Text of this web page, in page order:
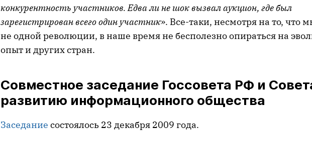
конкурентность участников. Едва ли не шок вызвал аукцион, где был
зарегистрирован всего один участник». Все-таки, несмотря на то, что
не одной революции, в наше время не бесполезно опираться на
опыт и других стран.
Совместное заседание Госсовета РФ и
развитию информационного общества
Заседание состоялось 23 декабря 2009 года.